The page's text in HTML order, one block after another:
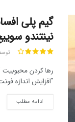
گیم پلی
نینتندو
رها کردن محبوبیت
"افزایش اندازه
ادامه مطلب